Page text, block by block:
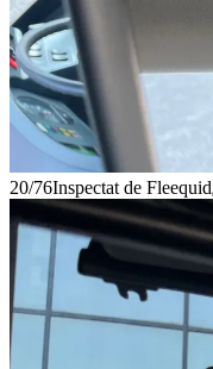
20/76Inspectat de Fleequid